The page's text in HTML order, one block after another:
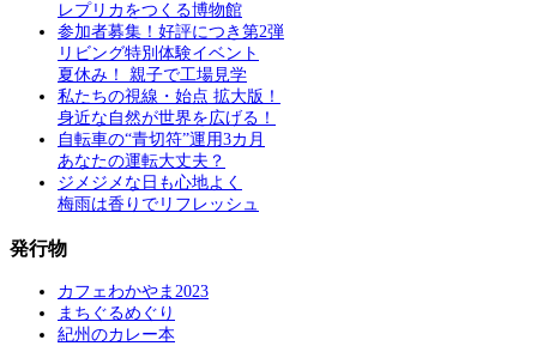
レプリカをつくる博物館
参加者募集！好評につき第2弾
リビング特別体験イベント
夏休み！ 親子で工場見学
私たちの視線・始点 拡大版！
身近な自然が世界を広げる！
自転車の“青切符”運用3カ月
あなたの運転大丈夫？
ジメジメな日も心地よく
梅雨は香りでリフレッシュ
発行物
カフェわかやま2023
まちぐるめぐり
紀州のカレー本